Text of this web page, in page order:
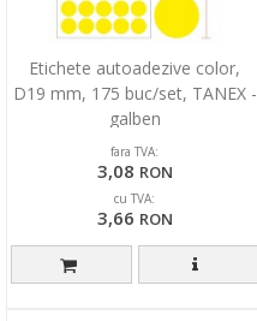
Etichete autoadezive color,
D19 mm, 175 buc/set, TANEX -
galben
fara TVA:
3,08 RON
cu TVA:
3,66 RON